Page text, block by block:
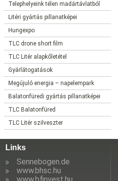
Telephelyeink télen madártávlatból
Litéri gyártás pillanatképei
Hungexpo
TLC drone short film
TLC Litér alapkőletétel
Gyárlátogatások
Megújuló energia – napelempark
Balatonfüredi gyártás pillanatképei
TLC Balatonfüred
TLC Litér szilveszter
Links
Sennebogen.de
www.bhsc.hu